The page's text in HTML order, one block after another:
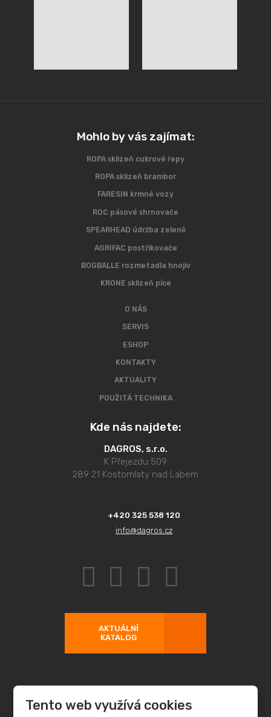
Mohlo by vás zajímat:
ROPA sklizeň cukrové řepy
ROPA sklizeň brambor
FARESIN krmné vozy
ROC pásové shrnovače
SPEARHEAD údržba zeleně
AGRIFAC postřikovače
BOGBALLE rozmetadla hnojiv
KRONE sklizeň píce
O NÁS
SERVIS
ESHOP
KONTAKTY
AKTUALITY
POUŽITÁ TECHNIKA
Kde nás najdete:
DAGROS, s.r.o.
K Přejezdu 509
289 21 Kostomlaty nad Labem
+420 325 538 120
info@dagros.cz
AKTUÁLNÍ
KATALOG
© 2026 DAGROS, s.r.o. - všechna práva vyhrazena
Tento web využívá cookies